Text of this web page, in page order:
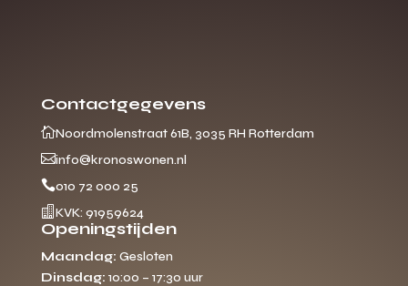
Contactgegevens
Noordmolenstraat 61B, 3035 RH Rotterdam
info@kronoswonen.nl
010 72 000 25
 KVK: 91959624
Openingstijden
Maandag: Gesloten
Dinsdag: 10:00 – 17:30 uur